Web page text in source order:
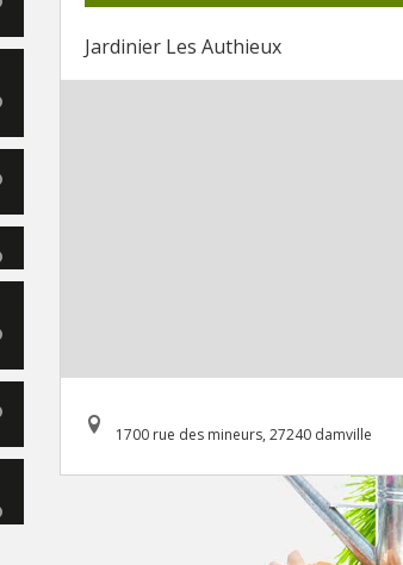
Jardinier Les Authieux
1700 rue des mineurs, 27240 damville